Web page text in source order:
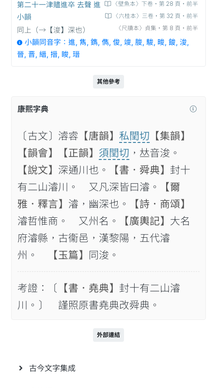
〈壁魚本〉下卷‧第 28 頁‧前半
〈六桂本〉三卷‧第 32 頁‧前半
〈尺牘本〉貞集‧第 8 頁‧前半
第二十一津贐進卒 去聲 進
小韻
同上（→【浚】深也）
小韻同音字：進, 雋, 鐫, 儁, 俊, 竣, 朘, 駿, 畯, 餕, 浚,
晉, 晋, 縉, 搢, 睃, 瑨
其他參考
康熙字典
〔古文〕𣽊䜭 【唐韻】 私閏切 【集韻】
【韻會】
【正韻】 須閏切 ，𠀤音浚。
【說文】 深通川也。 【書．舜典】 封十
有二山濬川。 又凡深皆曰濬。
【爾
雅．釋言】 濬，幽深也。
【詩．商頌】
濬哲惟商。 又州名。
【廣輿記】 大名
府濬縣，古衞邑，漢黎陽，五代濬
州。
【玉篇】 同浚。
考證：〔 【書．堯典】 封十有二山濬
川。〕 謹照原書堯典改舜典。
外部連結
古今文字集成